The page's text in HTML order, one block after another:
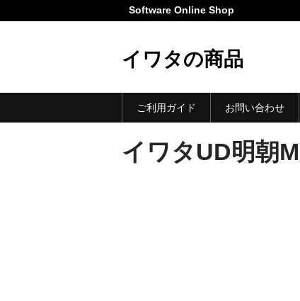
Software Online Shop
イワタの商品
ご利用ガイド お問い合わせ
イワタUD明朝